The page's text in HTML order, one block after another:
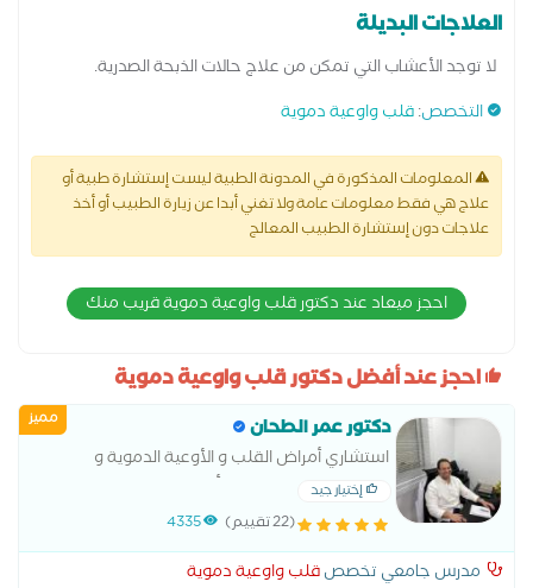
العلاجات البديلة
لا توجد الأعشاب التي تمكن من علاج حالات الذبحة الصدرية.
التخصص:قلب واوعية دموية
المعلومات المذكورة في المدونة الطبية ليست إستشارة طبية أو
علاج هي فقط معلومات عامة ولا تغني أبدا عن زيارة الطبيب أو أخذ
علاجات دون إستشارة الطبيب المعالج
احجز ميعاد عند دكتور قلب واوعية دموية قريب منك
احجز عند أفضل دكتور قلب واوعية دموية
مميز دكتور عمر الطحان
استشاري أمراض القلب و الأوعية الدموية و
القسطرة القلبية مدرس أمراض القلب كلية الطب
القصر العيني
إختيار جيد
(22 تقييم) 4335
مدرس جامعي تخصصقلب واوعية دموية